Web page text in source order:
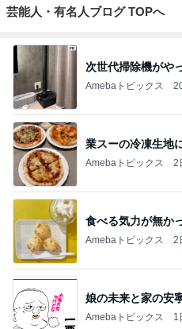
芸能人・有名人ブログ TOPへ
次世代掃除機がや
Amebaトピックス
業スーの冷凍生地
Amebaトピックス 2
食べる気力が無か
Amebaトピックス 2
娘の未来と家の安
Amebaトピックス 1